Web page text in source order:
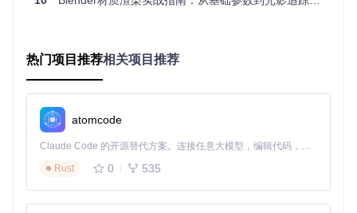
高模与低模位置是否对齐（使用Ctrl+P执行"包裹到高模"）
二、PBR贴图生成：技术原理与制作流程
2.1 PBR贴图系统解析
线与材质交互，核心贴图包括：
热门项目推荐相关项目推荐
atomcode
Claude Code 的开源替代方案。连接任意大模型，编辑代码，运行命令，自动验证 — 全自动执行。用 Rust 构建，极致性能。 ｜ An open-source alternative to Claude Code. Connect any LLM, edit code, run commands, and verify changes — autonomously. Built in Rust for speed. Get Started
Rust
0 535